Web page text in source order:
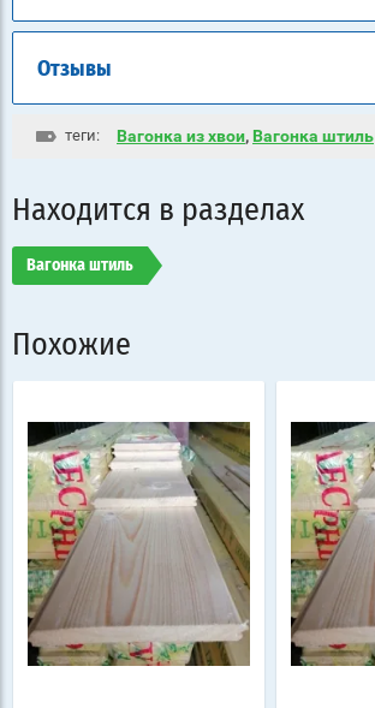
Отзывы
теги: Вагонка из хвои, Вагонка штиль
Находится в разделах
Вагонка штиль
Похожие